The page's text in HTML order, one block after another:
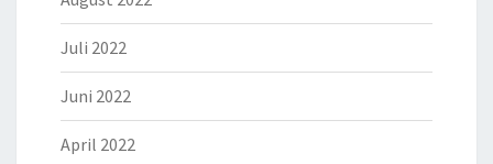
Juli 2022
Juni 2022
April 2022